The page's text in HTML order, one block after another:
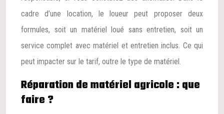
cadre d’une location, le loueur peut proposer deux
formules, soit un matériel loué sans entretien, soit un
service complet avec matériel et entretien inclus. Ce qui
peut impacter sur le tarif, outre le type de matériel.
Réparation de matériel agricole : que
faire ?